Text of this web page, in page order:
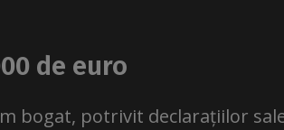
de euro
bogat, potrivit declarațiilor